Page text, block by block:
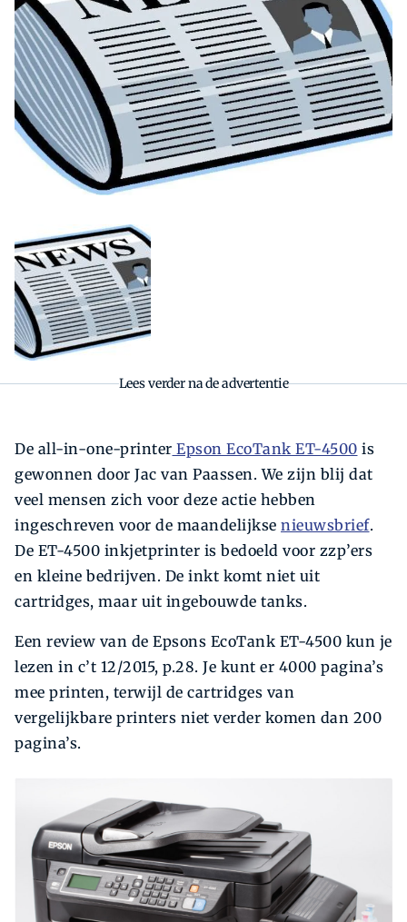
Zoeken
Lees verder na de advertentie
De all-in-one-printer Epson EcoTank ET-4500 is
gewonnen door Jac van Paassen. We zijn blij dat
veel mensen zich voor deze actie hebben
ingeschreven voor de maandelijkse nieuwsbrief.
De ET-4500 inkjetprinter is bedoeld voor zzp’ers
en kleine bedrijven. De inkt komt niet uit
cartridges, maar uit ingebouwde tanks.
Een review van de Epsons EcoTank ET-4500 kun je
lezen in c’t 12/2015, p.28. Je kunt er 4000 pagina’s
mee printen, terwijl de cartridges van
vergelijkbare printers niet verder komen dan 200
pagina’s.